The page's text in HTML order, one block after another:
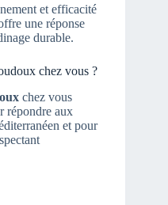
et efficacité
une réponse
durable.
chez vous ?
chez vous
répondre aux
et pour